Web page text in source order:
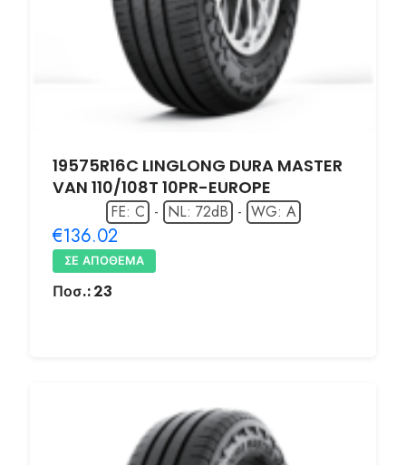
19575R16C LINGLONG DURA MASTER
VAN 110/108T 10PR-EUROPE
FE: C - NL: 72dB - WG: A
€136.02
ΣΕ ΑΠΌΘΕΜΑ
Ποσ.:23